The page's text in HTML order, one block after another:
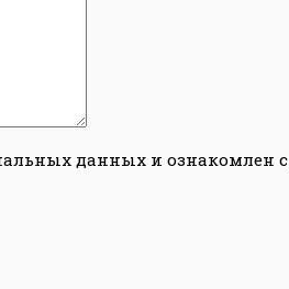
данных и ознакомлен с